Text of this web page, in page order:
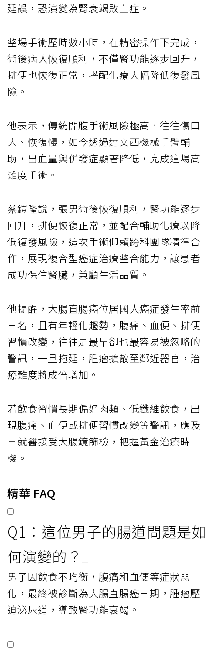
延誤，恐演變為腎衰竭敗血症。
整場手術歷時數小時，在精密操作下完成，
術後病人恢復順利，不僅腎功能逐步回升，
排便也恢復正常，搭配化療大幅降低復發風
險。
他表示，傳統開腹手術風險極高，往往傷口
大、恢復慢，如今透過達文西機械手臂輔
助，出血量與併發症顯著降低，完成這場高
難度手術。
蔡鎧隆說，張男術後恢復順利，腎功能逐步
回升，排便恢復正常，並配合輔助化療以降
低復發風險，這次手術仰賴跨科團隊精準合
作，展現複合型癌症治療整合能力，讓患者
成功保住腎臟，兼顧生活品質。
他提醒，大腸直腸癌位居國人癌症發生率前
三名，且有年輕化趨勢，腹痛、血便、排便
習慣改變，往往是最早卻也最容易被忽略的
警訊，一旦拖延，腫瘤擴散至鄰近器官，治
療難度將成倍增加。
若飲食習慣長期偏好肉類、低纖維飲食，出
現腹痛、血便或排便習慣改變等警訊，應及
早就醫接受大腸鏡篩檢，把握黃金治療時
機。
精華 FAQ
Q1：這位男子的腸道問題是如
何演變的？
男子因飲食不均衡，腹痛和血便等症狀惡
化，最終被診斷為大腸直腸癌三期，腫瘤壓
迫泌尿道，導致腎功能衰竭。